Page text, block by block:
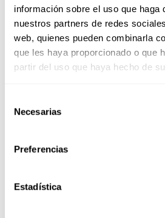
información sobre el uso que haga
nuestros partners de redes
web, quienes pueden combinarla
que les haya proporcionado o que
partir del uso que haya hecho de
Necesarias
Preferencias
Estadística